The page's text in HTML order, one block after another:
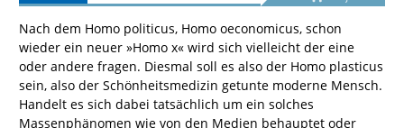
Nach dem Homo politicus, Homo oeconomicus, schon
wieder ein neuer »Homo x« wird sich vielleicht der eine
oder andere fragen. Diesmal soll es also der Homo plasticus
sein, also der Schönheitsmedizin getunte moderne Mensch.
Handelt es sich dabei tatsächlich um ein solches
Massenphänomen wie von den Medien behauptet oder